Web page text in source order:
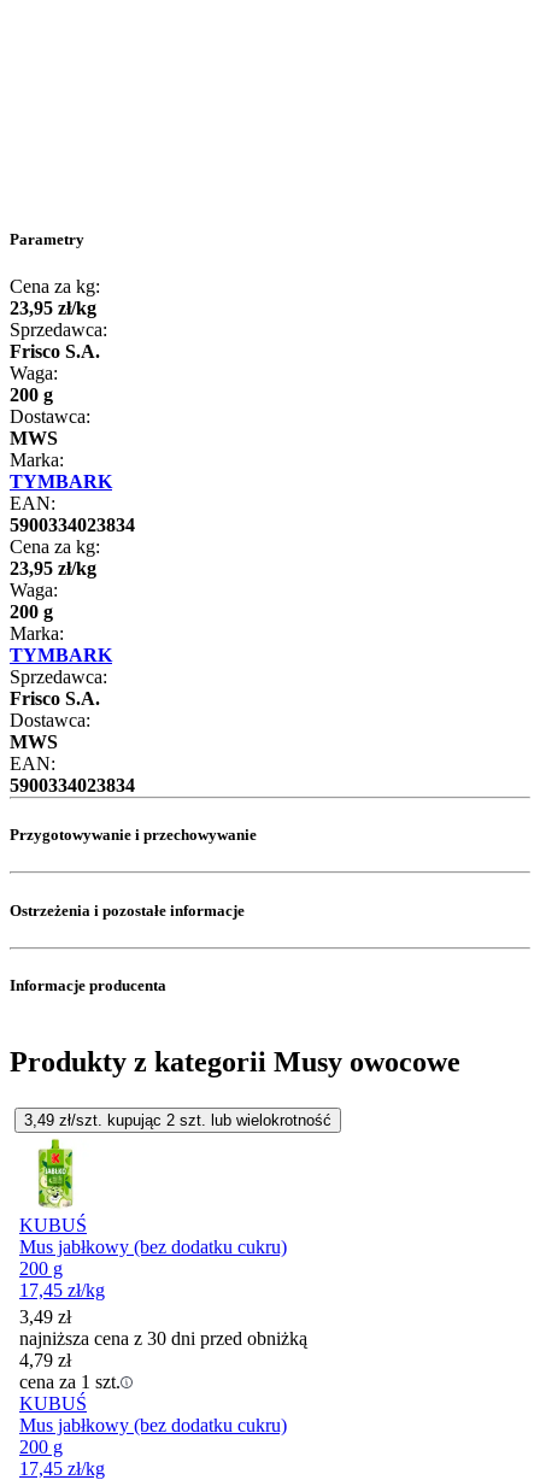
Parametry
Cena za kg:
23,95 zł/kg
Sprzedawca:
Frisco S.A.
Waga:
200 g
Dostawca:
MWS
Marka:
TYMBARK
EAN:
5900334023834
Cena za kg:
23,95 zł/kg
Waga:
200 g
Marka:
TYMBARK
Sprzedawca:
Frisco S.A.
Dostawca:
MWS
EAN:
5900334023834
Przygotowywanie i przechowywanie
Ostrzeżenia i pozostałe informacje
Informacje producenta
Produkty z kategorii Musy owocowe
3,49 zł/szt. kupując 2 szt. lub wielokrotność
KUBUŚ
Mus jabłkowy (bez dodatku cukru)
200 g
17,45 zł/kg
3,49 zł
najniższa cena z 30 dni przed obniżką
4,79 zł
cena za 1 szt.
KUBUŚ
Mus jabłkowy (bez dodatku cukru)
200 g
17,45 zł/kg